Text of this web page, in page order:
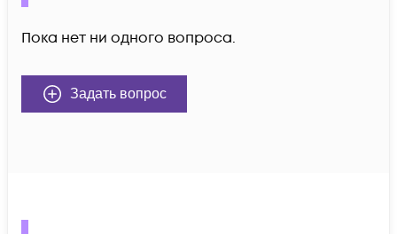
Пока нет ни одного вопроса.
Задать вопрос